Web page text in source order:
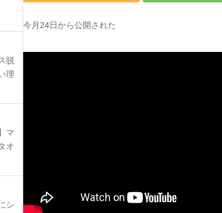
今月24日から公開された
脱
理
マ
オ
シ